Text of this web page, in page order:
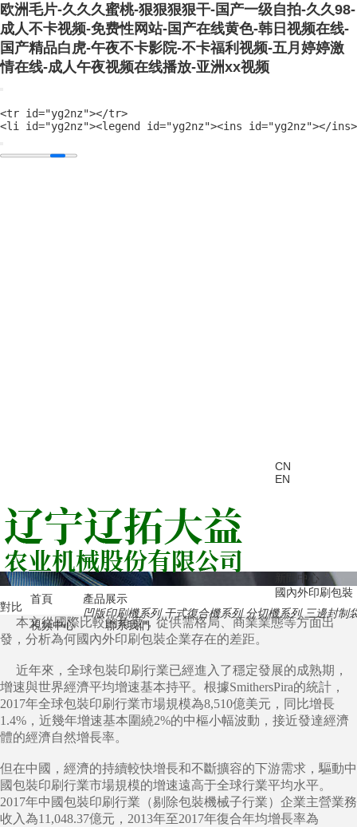
欧洲毛片-久久久蜜桃-狠狠狠狠干-国产一级自拍-久久98-
成人不卡视频-免费性网站-国产在线黄色-韩日视频在线-
国产精品白虎-午夜不卡影院-不卡福利视频-五月婷婷激
情在线-成人午夜视频在线播放-亚洲xx视频
<tr id="yg2nz"></tr>
<li id="yg2nz"><legend id="yg2nz"><ins id="yg2nz"></
CN
EN
首頁
產品展示
凹版印刷機系列 干式復合機系列 分切機系列 三邊封制
視頻中心
聯系我們
新聞中心
國內外印刷包裝
對比
本文從國際比較的角度，從供需格局、商業業態等方面出
發，分析為何國內外印刷包裝企業存在的差距。
近年來，全球包裝印刷行業已經進入了穩定發展的成熟期，
增速與世界經濟平均增速基本持平。根據SmithersPira的統計，
2017年全球包裝印刷行業市場規模為8,510億美元，同比增長
1.4%，近幾年增速基本圍繞2%的中樞小幅波動，接近發達經濟
體的經濟自然增長率。
但在中國，經濟的持續較快增長和不斷擴容的下游需求，驅動中
國包裝印刷行業市場規模的增速遠高于全球行業平均水平。
2017年中國包裝印刷行業（剔除包裝機械子行業）企業主營業務
收入為11,048.37億元，2013年至2017年復合年均增長率為